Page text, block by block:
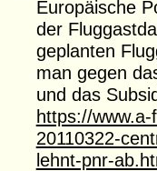
Europäische
der
geplanten
man gegen
und das
https://
20110322-
lehnt-pnr-